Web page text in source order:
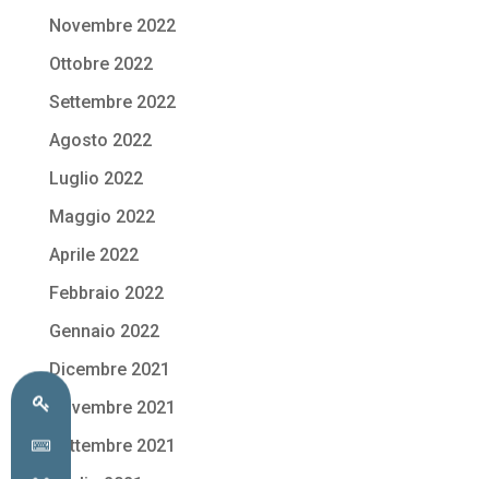
Novembre 2022
Ottobre 2022
Settembre 2022
Agosto 2022
Luglio 2022
Maggio 2022
Aprile 2022
Febbraio 2022
Gennaio 2022
Dicembre 2021
Novembre 2021
Settembre 2021